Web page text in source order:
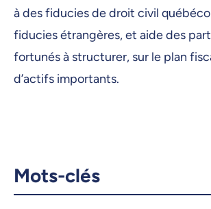
à des fiducies de droit civil
fiducies étrangères, et aide des
fortunés à structurer, sur le plan
d’actifs importants.
Mots-clés